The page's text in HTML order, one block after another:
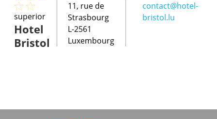
superior
Hotel
Bristol
11, rue de
Strasbourg
L-2561
Luxembourg
contact@hotel-
bristol.lu